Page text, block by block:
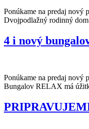
Ponúkame na predaj nový
Dvojpodlažný rodinný
4 i nový
Ponúkame na predaj nový
Bungalov RELAX má